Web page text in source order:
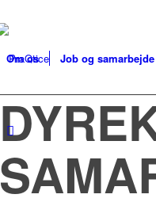
Om os Job og samarbejde